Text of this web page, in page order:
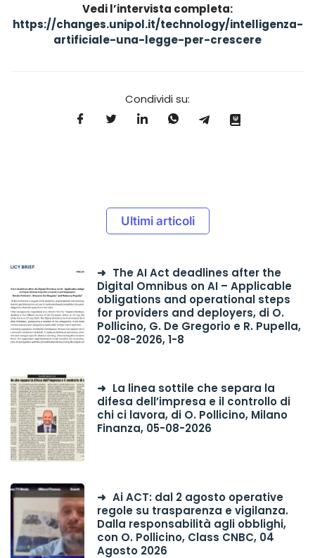
Vedi l’intervista completa:
https://changes.unipol.it/technology/intelligenza-
artificiale-una-legge-per-crescere
Condividi su:
Ultimi articoli
The AI Act deadlines after the
Digital Omnibus on AI – Applicable
obligations and operational steps
for providers and deployers, di O.
Pollicino, G. De Gregorio e R. Pupella,
02-08-2026, 1-8
La linea sottile che separa la
difesa dell’impresa e il controllo di
chi ci lavora, di O. Pollicino, Milano
Finanza, 05-08-2026
Ai ACT: dal 2 agosto operative
regole su trasparenza e vigilanza.
Dalla responsabilità agli obblighi,
con O. Pollicino, Class CNBC, 04
Agosto 2026